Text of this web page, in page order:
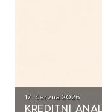
17. června 2026
KREDITNÍ